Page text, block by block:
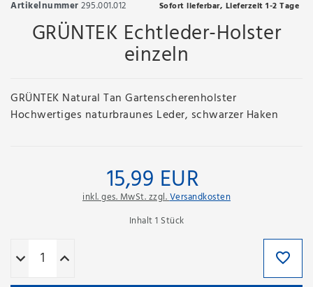
Artikelnummer295.001.012 Sofort lieferbar, Lieferzeit 1-2 Tage
GRÜNTEK Echtleder-Holster
einzeln
GRÜNTEK Natural Tan Gartenscherenholster
Hochwertiges naturbraunes Leder, schwarzer Haken
15,99 EUR
inkl. ges. MwSt. zzgl.Versandkosten
Inhalt1 Stück